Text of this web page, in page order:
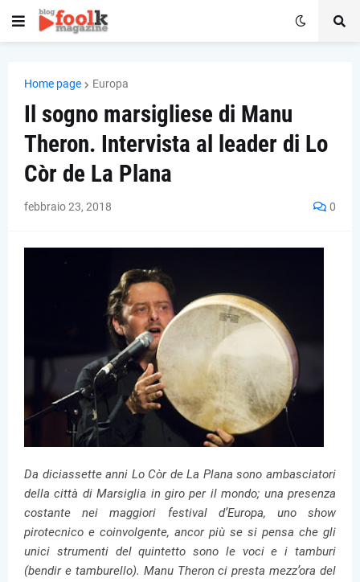
Home page Europa
Il sogno marsigliese di Manu
Theron. Intervista al leader di Lo
Còr de La Plana
febbraio 23, 2018 0
Da diciassette anni Lo Còr de La Plana sono ambasciatori
della città di Marsiglia in giro per il mondo; una presenza
costante nei maggiori festival d’Europa, uno show
pirotecnico e coinvolgente, ancor più se si pensa che gli
unici strumenti del quintetto sono le voci e i tamburi
(bendir e tamburello). Manu Theron ci presta mezz’ora del